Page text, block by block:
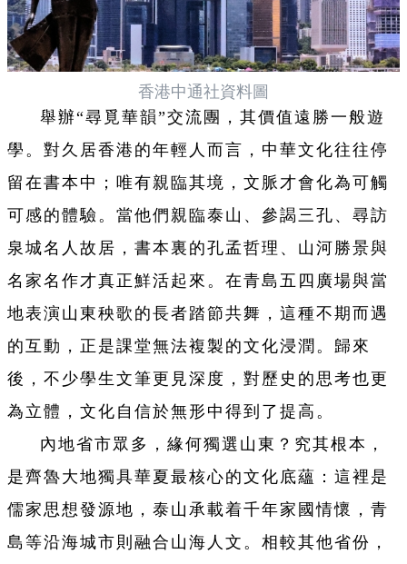
香港中通社資料圖
舉辦“尋覓華韻”交流團，其價值遠勝一般遊
學。對久居香港的年輕人而言，中華文化往往停
留在書本中；唯有親臨其境，文脈才會化為可觸
可感的體驗。當他們親臨泰山、參謁三孔、尋訪
泉城名人故居，書本裏的孔孟哲理、山河勝景與
名家名作才真正鮮活起來。在青島五四廣場與當
地表演山東秧歌的長者踏節共舞，這種不期而遇
的互動，正是課堂無法複製的文化浸潤。歸來
後，不少學生文筆更見深度，對歷史的思考也更
為立體，文化自信於無形中得到了提高。
內地省市眾多，緣何獨選山東？究其根本，
是齊魯大地獨具華夏最核心的文化底蘊：這裡是
儒家思想發源地，泰山承載着千年家國情懷，青
島等沿海城市則融合山海人文。相較其他省份，